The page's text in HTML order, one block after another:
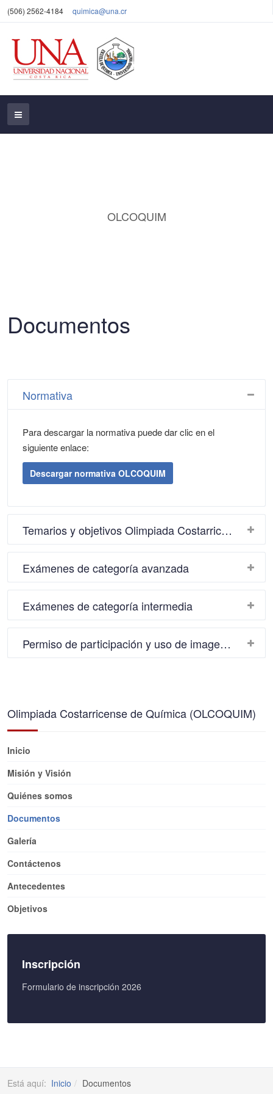
(506) 2562-4184 quimica@una.cr
OLCOQUIM
Documentos
Normativa
Para descargar la normativa puede dar clic en el
siguiente enlace:
Descargar normativa OLCOQUIM
Temarios y objetivos Olimpiada Costarricense de Química
Exámenes de categoría avanzada
Exámenes de categoría intermedia
Permiso de participación y uso de imagen 2026
Olimpiada Costarricense de Química (OLCOQUIM)
Inicio
Misión y Visión
Quiénes somos
Documentos
Galería
Contáctenos
Antecedentes
Objetivos
Inscripción
Formulario de inscripción 2026
Está aquí: Inicio Documentos